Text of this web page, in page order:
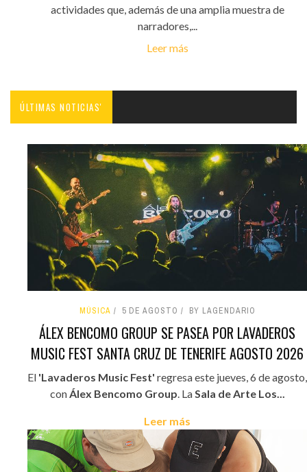
actividades que, además de una amplia muestra de
narradores,...
Leer más
ÚLTIMAS NOTICIAS'
MÚSICA 5 DE AGOSTO BY LAGENDARIO
ÁLEX BENCOMO GROUP SE PASEA POR LAVADEROS
MUSIC FEST SANTA CRUZ DE TENERIFE AGOSTO 2026
El 'Lavaderos Music Fest' regresa este jueves, 6 de agosto,
con Álex Bencomo Group . La Sala de Arte Los...
Leer más